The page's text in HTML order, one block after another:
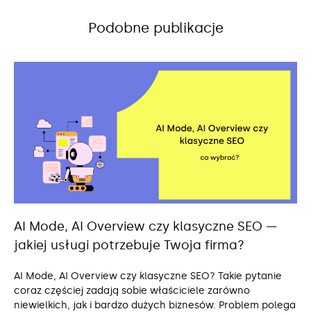
Podobne publikacje
AI Mode, AI Overview czy klasyczne SEO —
jakiej usługi potrzebuje Twoja firma?
AI Mode, AI Overview czy klasyczne SEO? Takie pytanie
coraz częściej zadają sobie właściciele zarówno
niewielkich, jak i bardzo dużych biznesów. Problem polega